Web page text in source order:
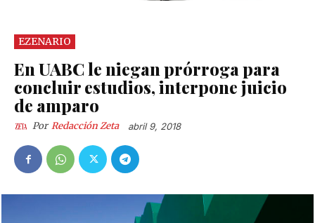
EZENARIO
En UABC le niegan prórroga para
concluir estudios, interpone juicio
de amparo
Por Redacción Zeta abril 9, 2018